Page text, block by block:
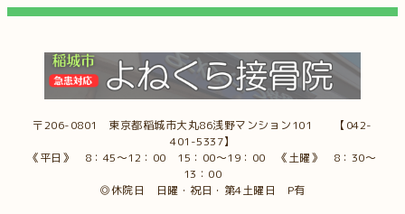
〒206-0801 東京都稲城市大丸86浅野マンション101 【042-
401-5337】
《平日》 8：45～12：00 15：00～19：00 《土曜》 8：30～
13：00
◎休院日 日曜・祝日・第4土曜日 P有